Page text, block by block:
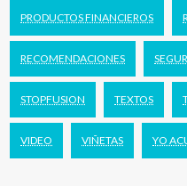
PRODUCTOS FINANCIEROS
RECOMENDACIONES
STOPFUSION TEXTOS
VIDEO VIÑETAS YO